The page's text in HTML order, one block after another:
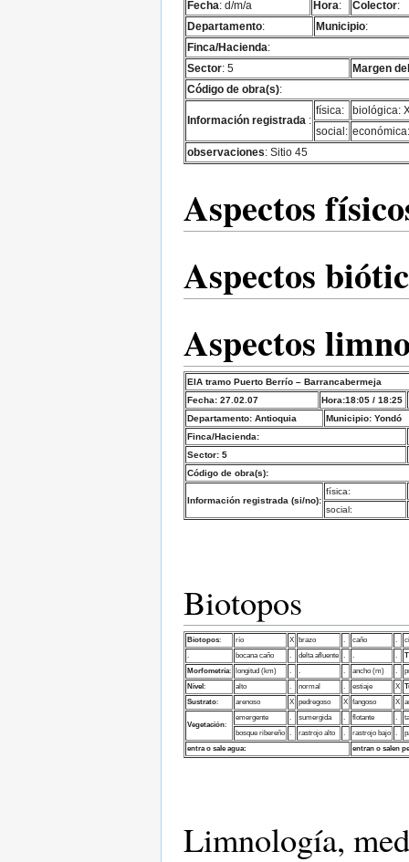
Fecha: d/m/a Hora: Colector:
Departamento: Municipio:
Finca/Hacienda:
Sector: 5
Margen
Código de obra(s):
Información registrada :
física:
biológica:
social: económica:
observaciones: Sitio 45
Aspectos
Aspectos
Aspectos
EIA tramo Puerto Berrío – Barrancabermeja
Fecha: 27.02.07
Hora:18:05 / 18:25
Departamento: Antioquia
Municipio: Yondó
Finca/Hacienda:
Sector: 5
Código de obra(s):
Información registrada (si/no):
física:
social:
Biotopos
Biotopos: río X brazo caño
bocana caño delta afluente
Morfometría: longitud (km) ancho (m)
Nivel: alto normal estiaje X
Sustrato: arenoso X pedregoso X fangoso X
Vegetación:
emergente sumergida flotante
bosque ribereño
rastrojo alto rastrojo bajo
entra o sale agua:
entran o salen
Limnología,